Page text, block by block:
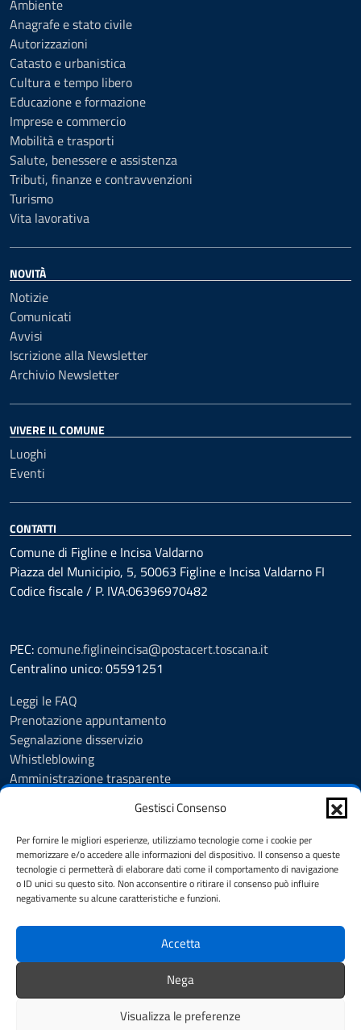
Gestisci Consenso
Per fornire le migliori esperienze, utilizziamo tecnologie come i cookie per
memorizzare e/o accedere alle informazioni del dispositivo. Il consenso a queste
tecnologie ci permetterà di elaborare dati come il comportamento di navigazione
o ID unici su questo sito. Non acconsentire o ritirare il consenso può influire
negativamente su alcune caratteristiche e funzioni.
Accetta
Nega
Visualizza le preferenze
Ambiente
Anagrafe e stato civile
Autorizzazioni
Catasto e urbanistica
Cultura e tempo libero
Educazione e formazione
Imprese e commercio
Mobilità e trasporti
Salute, benessere e assistenza
Tributi, finanze e contravvenzioni
Turismo
Vita lavorativa
NOVITÀ
Notizie
Comunicati
Avvisi
Iscrizione alla Newsletter
Archivio Newsletter
VIVERE IL COMUNE
Luoghi
Eventi
CONTATTI
Comune di Figline e Incisa Valdarno
Piazza del Municipio, 5, 50063 Figline e Incisa Valdarno FI
Codice fiscale / P. IVA:06396970482
PEC:comune.figlineincisa@postacert.toscana.it
Centralino unico: 05591251
Leggi le FAQ
Prenotazione appuntamento
Segnalazione disservizio
Whistleblowing
Amministrazione trasparente
Albo Pretorio
Cookie Policy
Informativa privacy
Dichiarazione di accessibilità
SEGUICI SU
Facebook Instagram YouTube